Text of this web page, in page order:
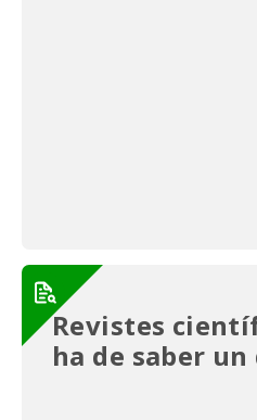
Revistes
ha de saber